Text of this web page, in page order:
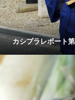
カシプラレポート